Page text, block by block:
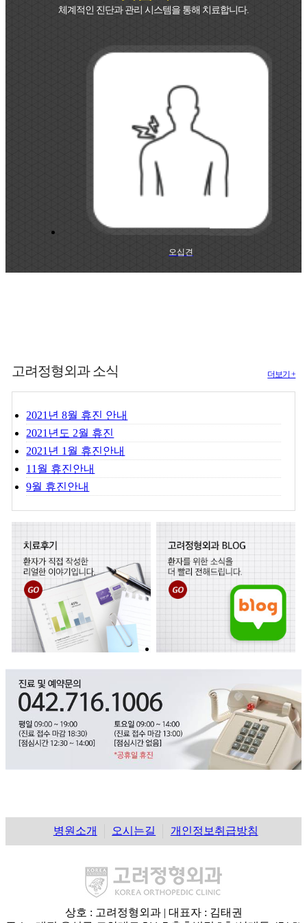
체계적인 진단과 관리 시스템을 통해 치료합니다.
오십견
고려정형외과 소식 더보기 +
2021년 8월 휴진 안내
2021년도 2월 휴진
2021년 1월 휴진안내
11월 휴진안내
9월 휴진안내
병원소개 오시는길 개인정보취급방침
상호 : 고려정형외과 | 대표자 : 김태권